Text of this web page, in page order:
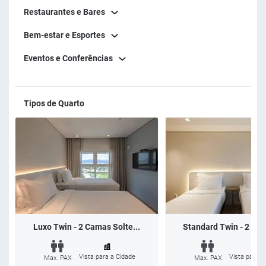
Restaurantes e Bares
Bem-estar e Esportes
Eventos e Conferências
Tipos de Quarto
Luxo Twin - 2 Camas Solte...
Max. PAX Vista para a Cidade
Standard Twin - 2
Max. PAX Vista para a